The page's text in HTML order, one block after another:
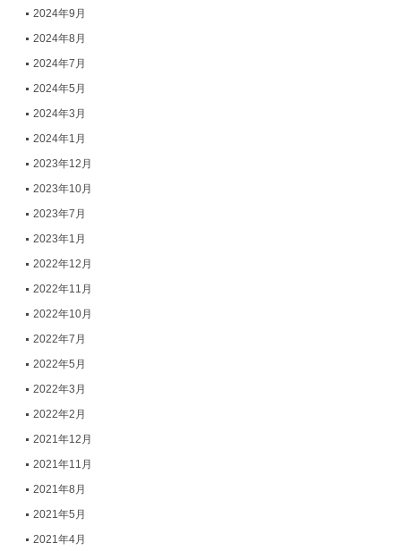
2024年9月
2024年8月
2024年7月
2024年5月
2024年3月
2024年1月
2023年12月
2023年10月
2023年7月
2023年1月
2022年12月
2022年11月
2022年10月
2022年7月
2022年5月
2022年3月
2022年2月
2021年12月
2021年11月
2021年8月
2021年5月
2021年4月